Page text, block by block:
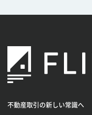
不動産取引の新しい常識へ